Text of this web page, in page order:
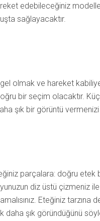
edebileceğiniz
sağlayacaktır.
olmak ve hareket
bir seçim olacaktır.
şık bir görüntü
parçalara: doğru etek
diz üstü çizmeniz ile
Eteğiniz tarzına
şık göründüğünü